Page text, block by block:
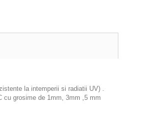
la intemperii si radiatii UV) .
cu grosime de 1mm, 3mm ,5 mm